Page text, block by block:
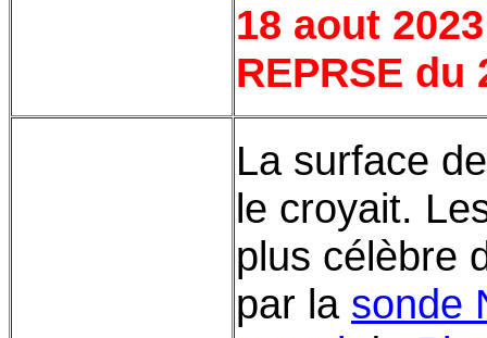
18 aout 2023
REPRSE du
La surface
le croyait.
plus célèbre
par la sonde